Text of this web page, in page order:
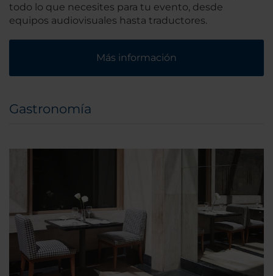
todo lo que necesites para tu evento, desde
equipos audiovisuales hasta traductores.
Más información
Gastronomía